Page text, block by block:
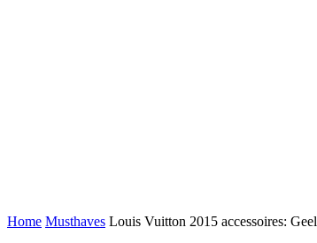
Home Musthaves Louis Vuitton 2015 accessoires: Geel